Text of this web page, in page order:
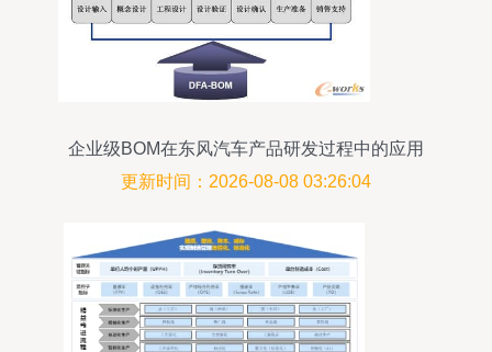
企业级BOM在东风汽车产品研发过程中的应用
更新时间：2026-08-08 03:26:04